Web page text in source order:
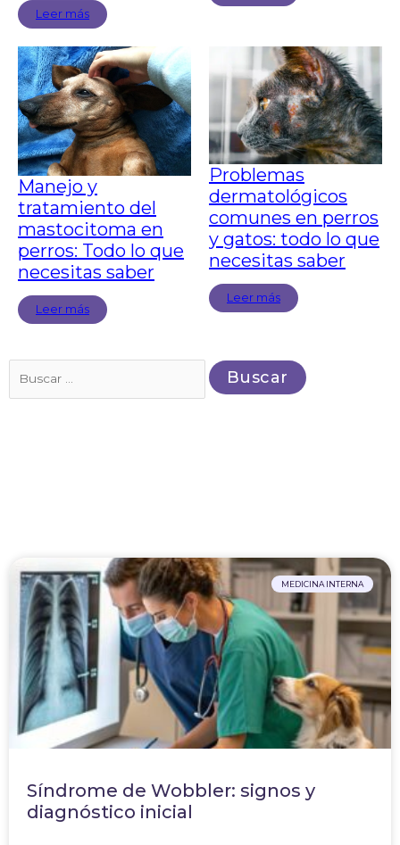
Leer más
Manejo y
tratamiento del
mastocitoma en
perros: Todo lo que
necesitas saber
Leer más
Problemas
dermatológicos
comunes en perros
y gatos: todo lo que
necesitas saber
Leer más
por:
MEDICINA INTERNA
Síndrome de Wobbler: signos y
diagnóstico inicial